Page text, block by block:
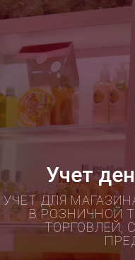
Учет
УЧЕТ ДЛЯ
В РОЗНИЧНОЙ
ТОРГОВЛЕЙ,